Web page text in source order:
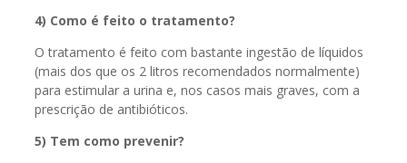
4) Como é feito o tratamento?
O tratamento é feito com bastante ingestão de líquidos
(mais dos que os 2 litros recomendados normalmente)
para estimular a urina e, nos casos mais graves, com a
prescrição de antibióticos.
5) Tem como prevenir?